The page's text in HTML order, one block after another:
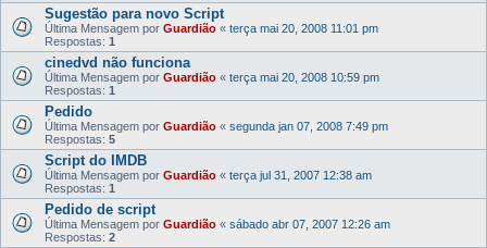
Sugestão para novo Script
Última Mensagem por Guardião « terça mai 20, 2008 11:01 pm
Respostas: 1
cinedvd não funciona
Última Mensagem por Guardião « terça mai 20, 2008 10:59 pm
Respostas: 1
Pedido
Última Mensagem por Guardião « segunda jan 07, 2008 7:49 pm
Respostas: 5
Script do IMDB
Última Mensagem por Guardião « terça jul 31, 2007 12:38 am
Respostas: 1
Pedido de script
Última Mensagem por Guardião « sábado abr 07, 2007 12:26 am
Respostas: 2